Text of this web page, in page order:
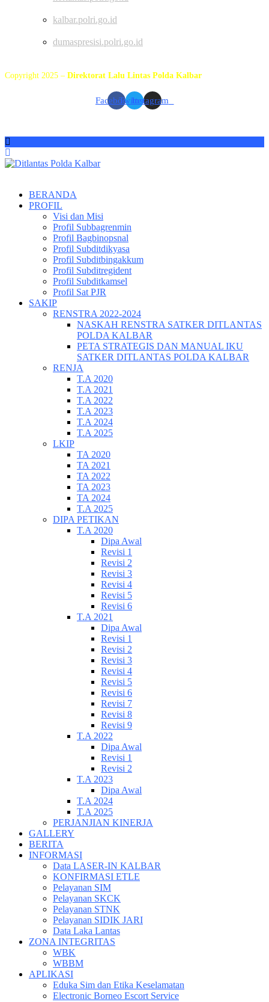
kalbar.polri.go.id
dumaspresisi.polri.go.id
Copyright 2025 – Direktorat Lalu Lintas Polda Kalbar
FacebookTwitterInstagram
BERANDA
PROFIL
Visi dan Misi
Profil Subbagrenmin
Profil Bagbinopsnal
Profil Subditdikyasa
Profil Subditbingakkum
Profil Subditregident
Profil Subditkamsel
Profil Sat PJR
SAKIP
RENSTRA 2022-2024
NASKAH RENSTRA SATKER DITLANTAS
POLDA KALBAR
PETA STRATEGIS DAN MANUAL IKU
SATKER DITLANTAS POLDA KALBAR
RENJA
T.A 2020
T.A 2021
T.A 2022
T.A 2023
T.A 2024
T.A 2025
LKIP
TA 2020
TA 2021
TA 2022
TA 2023
TA 2024
T.A 2025
DIPA PETIKAN
T.A 2020
Dipa Awal
Revisi 1
Revisi 2
Revisi 3
Revisi 4
Revisi 5
Revisi 6
T.A 2021
Dipa Awal
Revisi 1
Revisi 2
Revisi 3
Revisi 4
Revisi 5
Revisi 6
Revisi 7
Revisi 8
Revisi 9
T.A 2022
Dipa Awal
Revisi 1
Revisi 2
T.A 2023
Dipa Awal
T.A 2024
T.A 2025
PERJANJIAN KINERJA
GALLERY
BERITA
INFORMASI
Data LASER-IN KALBAR
KONFIRMASI ETLE
Pelayanan SIM
Pelayanan SKCK
Pelayanan STNK
Pelayanan SIDIK JARI
Data Laka Lantas
ZONA INTEGRITAS
WBK
WBBM
APLIKASI
Eduka Sim dan Etika Keselamatan
Electronic Borneo Escort Service